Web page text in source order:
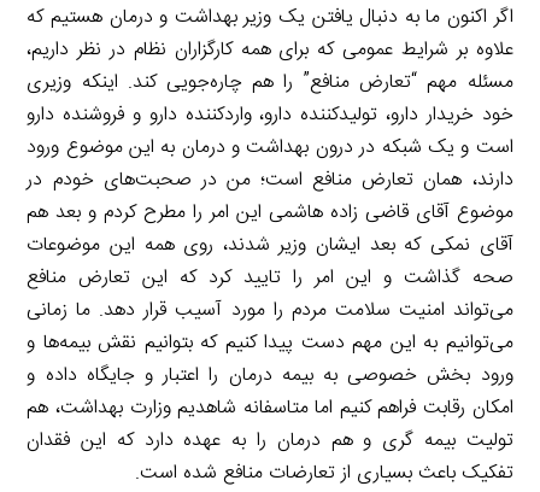
اگر اکنون ما به دنبال یافتن یک وزیر بهداشت و درمان هستیم که
علاوه بر شرایط عمومی که برای همه کارگزاران نظام در نظر داریم،
مسئله مهم “تعارض منافع” را هم چاره‌جویی کند. اینکه وزیری
خود خریدار دارو، تولیدکننده دارو، واردکننده دارو و فروشنده دارو
است و یک شبکه در درون بهداشت و درمان به این موضوع ورود
دارند، همان تعارض منافع است؛ من در صحبت‌های خودم در
موضوع آقای قاضی زاده هاشمی این امر را مطرح کردم و بعد هم
آقای نمکی که بعد ایشان وزیر شدند، روی همه این موضوعات
صحه گذاشت و این امر را تایید کرد که این تعارض منافع
می‌تواند امنیت سلامت مردم را مورد آسیب قرار دهد. ما زمانی
می‌توانیم به این مهم دست پیدا کنیم که بتوانیم نقش بیمه‌ها و
ورود بخش خصوصی به بیمه درمان را اعتبار و جایگاه داده و
امکان رقابت فراهم کنیم اما متاسفانه شاهدیم وزارت بهداشت، هم
تولیت بیمه گری و هم درمان را به عهده دارد که این فقدان
تفکیک باعث بسیاری از تعارضات منافع شده است.